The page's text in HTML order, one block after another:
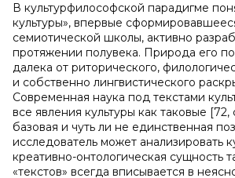
В культурфилософской парадигме
культуры», впервые
семиотической школы, активно
протяжении полувека. Природа его
далека от риторического,
и собственно лингвистического
Современная наука под текстами
все явления культуры как таковые [72,
базовая и чуть ли не единственная
исследователь может анализировать
креативно-онтологическая сущность
«текстов» всегда вписывается в